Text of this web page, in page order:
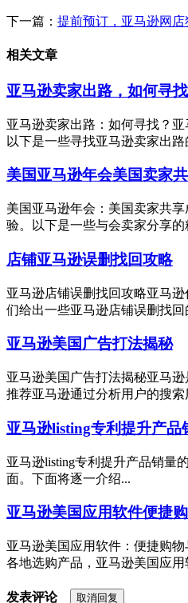
下一篇： 提前预订，亚马逊网店
相关文章
亚马逊卖家出路，如何寻
亚马逊卖家出路：如何寻找？
以下是一些寻找亚马逊卖家出路
美国亚马逊年会美国卖家
美国亚马逊年会：美国卖家共
验。以下是一些与会卖家分享的
店铺亚马逊误删找回攻略
亚马逊店铺误删找回攻略亚马
们给出一些亚马逊店铺误删找回
亚马逊美国广告打法揭秘
亚马逊美国广告打法揭秘亚马
推荐亚马逊通过分析用户的搜索
亚马逊listing专利提升产品
亚马逊listing专利提升产品销量
面。下面将逐一介绍...
亚马逊美国应用软件便捷
亚马逊美国应用软件：便捷购
各地选购产品，亚马逊美国应用
发表评论 取消回复